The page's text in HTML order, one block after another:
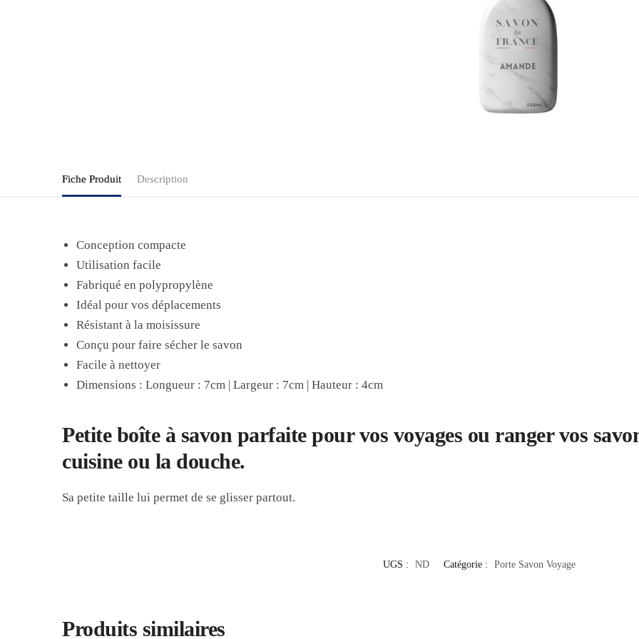
Fiche Produit Description
Conception compacte
Utilisation facile
Fabriqué en polypropylène
Idéal pour vos déplacements
Résistant à la moisissure
Conçu pour faire sécher le savon
Facile à nettoyer
Dimensions : Longueur : 7cm | Largeur : 7cm | Hauteur : 4cm
Petite boîte à savon parfaite pour vos voyages ou ranger vos
cuisine ou la douche.
Sa petite taille lui permet de se glisser partout.
UGS : ND Catégorie : Porte Savon Voyage
Produits similaires